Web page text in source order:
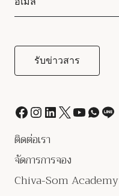
ติดต่อเรา
จัดการการจอง
Chiva-Som Academy